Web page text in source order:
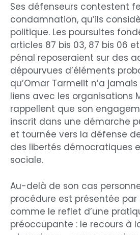
Ses défenseurs contestent
condamnation, qu’ils
politique. Les poursuites
articles 87 bis 03, 87 bis 06
pénal reposeraient sur des
dépourvues d’éléments
qu’Omar Tarmelit n’a
liens avec les organisations
rappellent que son
inscrit dans une démarche
et tournée vers la défense
des libertés démocratiques
sociale.
Au-delà de son cas
procédure est présentée par
comme le reflet d’une
préoccupante : le recours à